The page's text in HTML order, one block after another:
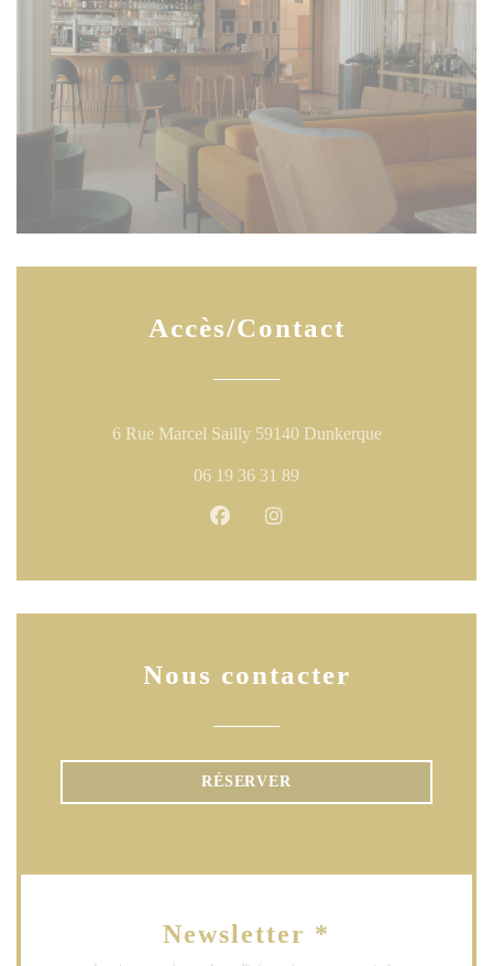
Accès/Contact
6 Rue Marcel Sailly 59140 Dunkerque((ouvre une
06 19 36 31 89
Facebook ((ouvre une nouvelle
Nous contacter
RÉSERVER
Newsletter *